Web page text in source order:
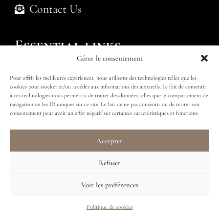
Gérer le consentement
Pour offrir les meilleures expériences, nous utilisons des technologies telles que les
cookies pour stocker et/ou accéder aux informations des appareils. Le fait de consentir
à ces technologies nous permettra de traiter des données telles que le comportement de
navigation ou les ID uniques sur ce site. Le fait de ne pas consentir ou de retirer son
consentement peut avoir un effet négatif sur certaines caractéristiques et fonctions.
Accepter
Refuser
Voir les préférences
Politique de cookies
Contact Us
Essential links
Submit an enquiry Find my package
Follow us